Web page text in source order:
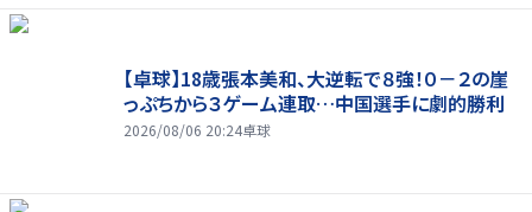
【卓球】18歳張本美和、大逆転で８強！０－２の崖
っぷちから３ゲーム連取…中国選手に劇的勝利
2026/08/06 20:24卓球